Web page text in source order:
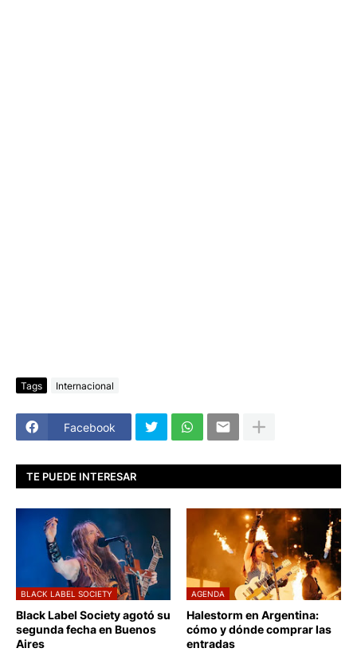
Tags Internacional
Facebook
TE PUEDE INTERESAR
BLACK LABEL SOCIETY
Black Label Society agotó su
segunda fecha en Buenos
Aires
AGENDA
Halestorm en Argentina:
cómo y dónde comprar las
entradas